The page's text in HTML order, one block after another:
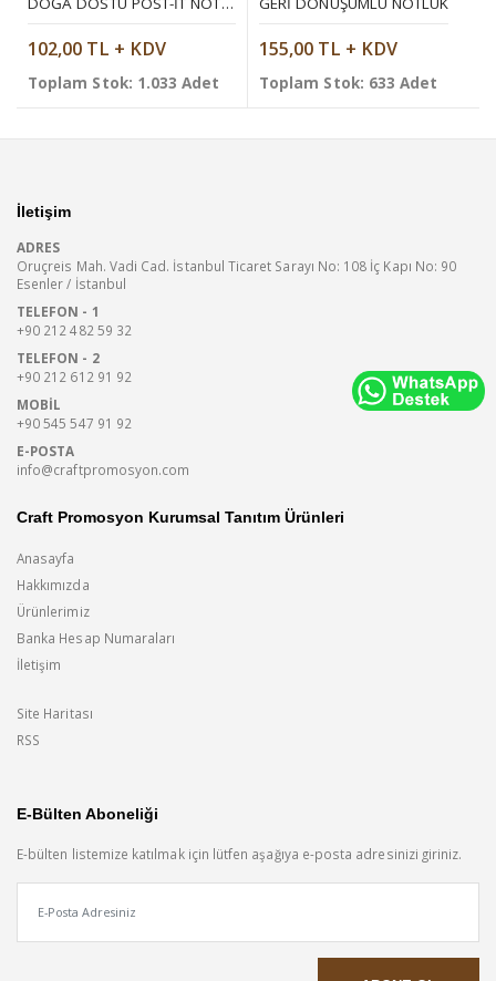
102,00 TL + KDV
Toplam Stok: 1.033 Adet
155,00 TL + KDV
Toplam Stok: 633 Adet
İletişim
ADRES
Oruçreis Mah. Vadi Cad. İstanbul Ticaret Sarayı No: 108 İç Kapı No: 90
Esenler / İstanbul
TELEFON - 1
+90 212 482 59 32
TELEFON - 2
+90 212 612 91 92
MOBIL
+90 545 547 91 92
E-POSTA
info@craftpromosyon.com
Craft Promosyon Kurumsal Tanıtım Ürünleri
Anasayfa
Hakkımızda
Ürünlerimiz
Banka Hesap Numaraları
İletişim
Site Haritası
RSS
E-Bülten Aboneliği
E-bülten listemize katılmak için lütfen aşağıya e-posta adresinizi giriniz.